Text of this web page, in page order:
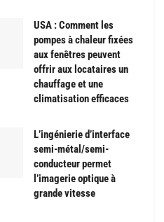
USA : Comment les
pompes à chaleur fixées
aux fenêtres peuvent
offrir aux locataires un
chauffage et une
climatisation efficaces
L’ingénierie d’interface
semi-métal/semi-
conducteur permet
l’imagerie optique à
grande vitesse